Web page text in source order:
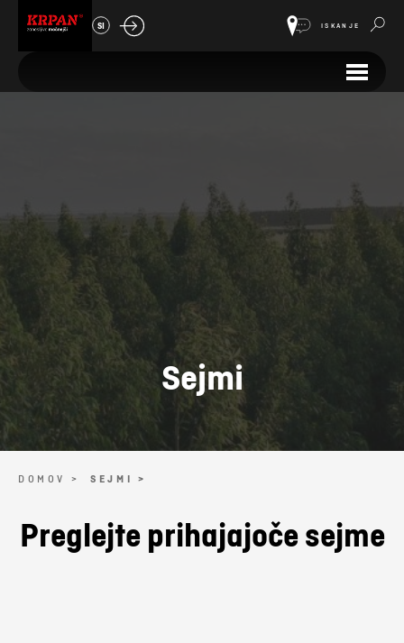
SI ISKANJE
Sejmi
DOMOV > SEJMI >
Preglejte prihajajoče sejme